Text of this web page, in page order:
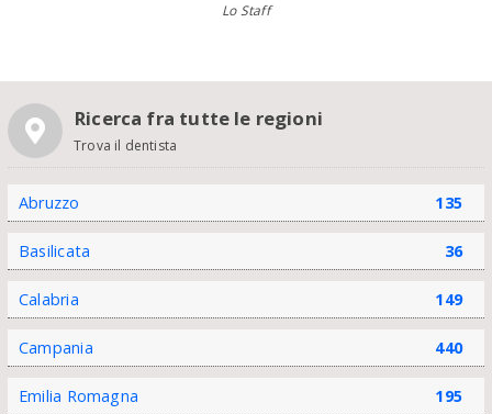
Lo Staff
Ricerca fra tutte le regioni
Trova il dentista
Abruzzo 135
Basilicata 36
Calabria 149
Campania 440
Emilia Romagna 195